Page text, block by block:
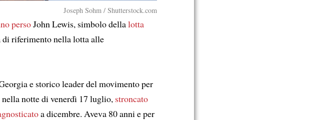
Joseph Sohm / Shutterstock.com
persoJohn Lewis, simbolo dellalotta
di riferimento nella lotta alle
e storico leader del movimento per
nella notte di venerdì 17 luglio, stroncato
a dicembre. Aveva 80 anni e per